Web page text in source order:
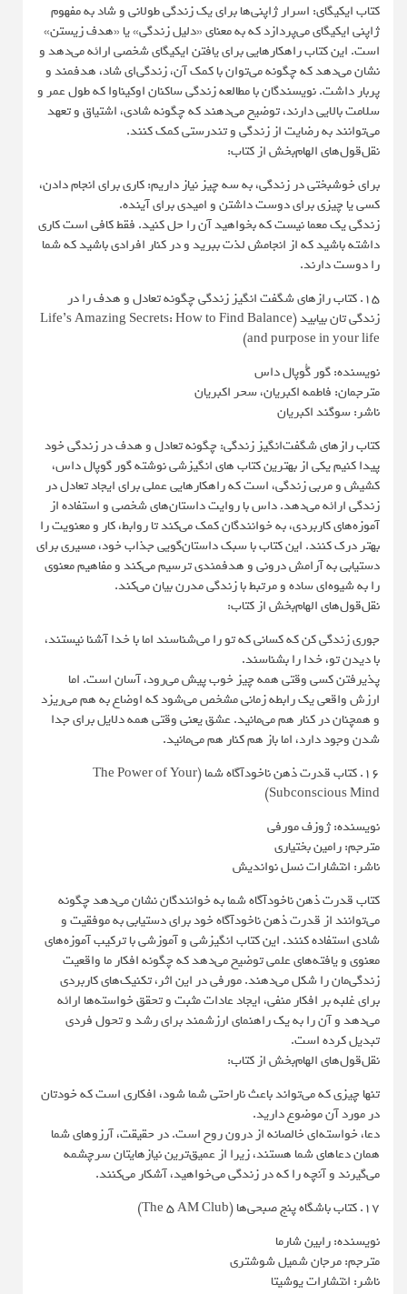
کتاب ایکیگای: اسرار ژاپنی‌ها برای یک زندگی طولانی و شاد به مفهوم
ژاپنی ایکیگای می‌پردازد که به معنای «دلیل زندگی» یا «هدف زیستن»
است. این کتاب راهکارهایی برای یافتن ایکیگای شخصی ارائه می‌دهد و
نشان می‌دهد که چگونه می‌توان با کمک آن، زندگی‌ای شاد، هدفمند و
پربار داشت. نویسندگان با مطالعه زندگی ساکنان اوکیناوا که طول عمر و
سلامت بالایی دارند، توضیح می‌دهند که چگونه شادی، اشتیاق و تعهد
می‌توانند به رضایت از زندگی و تندرستی کمک کنند.
نقل‌قول‌های الهام‌بخش از کتاب:
برای خوشبختی در زندگی، به سه چیز نیاز داریم: کاری برای انجام دادن،
کسی یا چیزی برای دوست داشتن و امیدی برای آینده.
زندگی یک معما نیست که بخواهید آن را حل کنید. فقط کافی است کاری
داشته باشید که از انجامش لذت ببرید و در کنار افرادی باشید که شما
را دوست دارند.
15. کتاب رازهای شگفت انگیز زندگی چگونه تعادل و هدف را در
زندگی تان بیابید (Life’s Amazing Secrets: How to Find Balance
and purpose in your life)
نویسنده: گور گُوپال داس
مترجمان: فاطمه اکبریان، سحر اکبریان
ناشر: سوگند اکبریان
کتاب رازهای شگفت‌انگیز زندگی: چگونه تعادل و هدف در زندگی خود
پیدا کنیم یکی از بهترین کتاب های انگیزشی نوشته گور گوپال داس،
کشیش و مربی زندگی، است که راهکارهایی عملی برای ایجاد تعادل در
زندگی ارائه می‌دهد. داس با روایت داستان‌های شخصی و استفاده از
آموزه‌های کاربردی، به خوانندگان کمک می‌کند تا روابط، کار و معنویت را
بهتر درک کنند. این کتاب با سبک داستان‌گویی جذاب خود، مسیری برای
دستیابی به آرامش درونی و هدفمندی ترسیم می‌کند و مفاهیم معنوی
را به شیوه‌ای ساده و مرتبط با زندگی مدرن بیان می‌کند.
نقل‌قول‌های الهام‌بخش از کتاب:
جوری زندگی کن که کسانی که تو را می‌شناسند اما با خدا آشنا نیستند،
با دیدن تو، خدا را بشناسند.
پذیرفتن کسی وقتی همه چیز خوب پیش می‌رود، آسان است. اما
ارزش واقعی یک رابطه زمانی مشخص می‌شود که اوضاع به هم می‌ریزد
و همچنان در کنار هم می‌مانید. عشق یعنی وقتی همه دلایل برای جدا
شدن وجود دارد، اما باز هم کنار هم می‌مانید.
16. کتاب قدرت ذهن ناخودآگاه شما (The Power of Your
Subconscious Mind)
نویسنده: ژوزف مورفی
مترجم: رامین بختیاری
ناشر: انتشارات نسل نواندیش
کتاب قدرت ذهن ناخودآگاه شما به خوانندگان نشان می‌دهد چگونه
می‌توانند از قدرت ذهن ناخودآگاه خود برای دستیابی به موفقیت و
شادی استفاده کنند. این کتاب انگیزشی و آموزشی با ترکیب آموزه‌های
معنوی و یافته‌های علمی توضیح می‌دهد که چگونه افکار ما واقعیت
زندگی‌مان را شکل می‌دهند. مورفی در این اثر، تکنیک‌های کاربردی
برای غلبه بر افکار منفی، ایجاد عادات مثبت و تحقق خواسته‌ها ارائه
می‌دهد و آن را به یک راهنمای ارزشمند برای رشد و تحول فردی
تبدیل کرده است.
نقل‌قول‌های الهام‌بخش از کتاب:
تنها چیزی که می‌تواند باعث ناراحتی شما شود، افکاری است که خودتان
در مورد آن موضوع دارید.
دعا، خواسته‌ای خالصانه از درون روح است. در حقیقت، آرزوهای شما
همان دعاهای شما هستند، زیرا از عمیق‌ترین نیازهایتان سرچشمه
می‌گیرند و آنچه را که در زندگی می‌خواهید، آشکار می‌کنند.
17. کتاب باشگاه پنج صبحی‌ها (The 5 AM Club)
نویسنده: رابین شارما
مترجم: مرجان شمیل شوشتری
ناشر: انتشارات یوشیتا